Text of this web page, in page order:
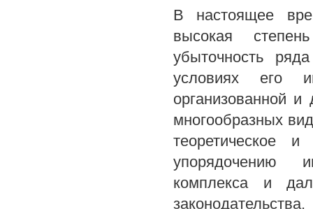
В настоящее
высокая
убыточность
условиях его
организованной и
многообразных
теоретическое
упорядочению
комплекса и